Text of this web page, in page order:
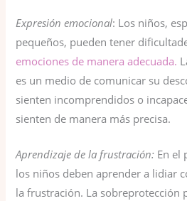
Expresión emocional: Los niños,
pequeños, pueden tener
emociones de manera adecuada.
es un medio de comunicar su
sienten incomprendidos o
sienten de manera más precisa.
Aprendizaje de la frustración: En el
los niños deben aprender a lidiar
la frustración. La sobreprotección